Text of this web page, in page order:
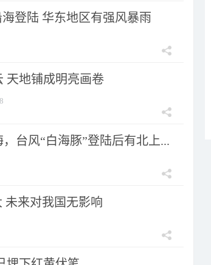
登陆 华东地区有强风暴雨
天地铺成明亮画卷
台风“白海豚”登陆后有北上...
未来对我国无影响